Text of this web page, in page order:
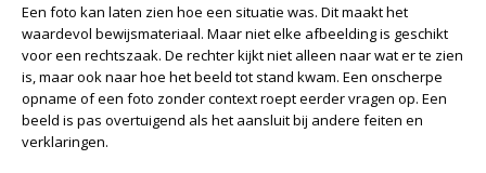
Een foto kan laten zien hoe een situatie was. Dit maakt het
waardevol bewijsmateriaal. Maar niet elke afbeelding is geschikt
voor een rechtszaak. De rechter kijkt niet alleen naar wat er te zien
is, maar ook naar hoe het beeld tot stand kwam. Een onscherpe
opname of een foto zonder context roept eerder vragen op. Een
beeld is pas overtuigend als het aansluit bij andere feiten en
verklaringen.